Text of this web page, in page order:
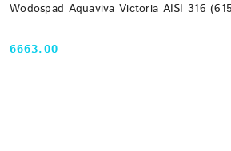
Wodospad Aquaviva Victoria AISI 316
Cena:
6663.00